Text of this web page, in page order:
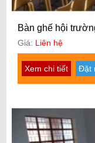
Bàn ghế hội
Giá: Liên hệ
Xem chi tiết Đặt